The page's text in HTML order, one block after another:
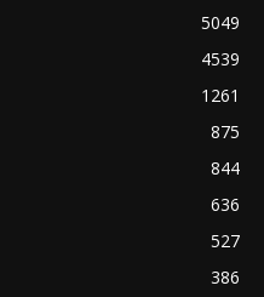
5049
4539
1261
875
844
636
527
386